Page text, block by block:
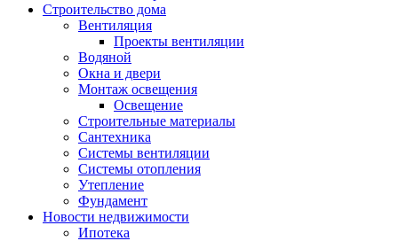
Строительство дома
Вентиляция
Проекты вентиляции
Водяной
Окна и двери
Монтаж освещения
Освещение
Строительные материалы
Сантехника
Системы вентиляции
Системы отопления
Утепление
Фундамент
Новости недвижимости
Ипотека